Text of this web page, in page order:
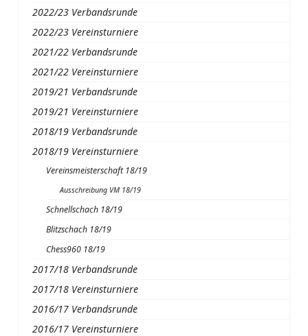
2022/23 Verbandsrunde
2022/23 Vereinsturniere
2021/22 Verbandsrunde
2021/22 Vereinsturniere
2019/21 Verbandsrunde
2019/21 Vereinsturniere
2018/19 Verbandsrunde
2018/19 Vereinsturniere
Vereinsmeisterschaft 18/19
Ausschreibung VM 18/19
Schnellschach 18/19
Blitzschach 18/19
Chess960 18/19
2017/18 Verbandsrunde
2017/18 Vereinsturniere
2016/17 Verbandsrunde
2016/17 Vereinsturniere